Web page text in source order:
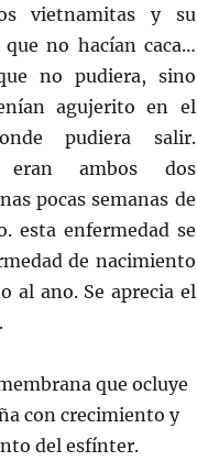
vietnamitas y su
no hacían caca…
no pudiera, sino
agujerito en el
pudiera salir.
eran ambos dos
pocas semanas de
esta enfermedad se
de nacimiento
al ano. Se aprecia el
que ocluye
con crecimiento y
del esfínter.